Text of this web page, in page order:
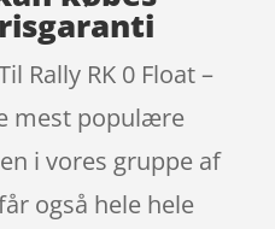
Rally RK 0 Float –
mest populære
i vores gruppe af
også hele hele